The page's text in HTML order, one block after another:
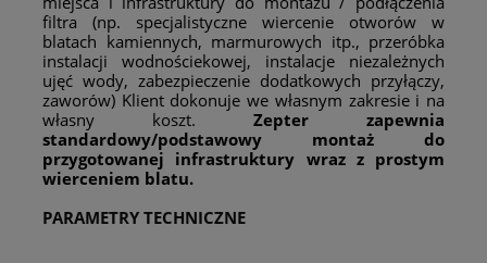
filtra (np. specjalistyczne wiercenie otworów w
blatach kamiennych, marmurowych itp., przeróbka
instalacji wodnościekowej, instalacje niezależnych
ujęć wody, zabezpieczenie dodatkowych przyłączy,
zaworów) Klient dokonuje we własnym zakresie i na
własny koszt. Zepter zapewnia
standardowy/podstawowy montaż do
przygotowanej infrastruktury wraz z prostym
wierceniem blatu.
PARAMETRY TECHNICZNE